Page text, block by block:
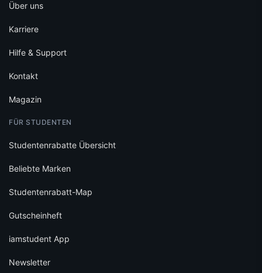
Über uns
Karriere
Hilfe & Support
Kontakt
Magazin
FÜR STUDENTEN
Studentenrabatte Übersicht
Beliebte Marken
Studentenrabatt-Map
Gutscheinheft
iamstudent App
Newsletter